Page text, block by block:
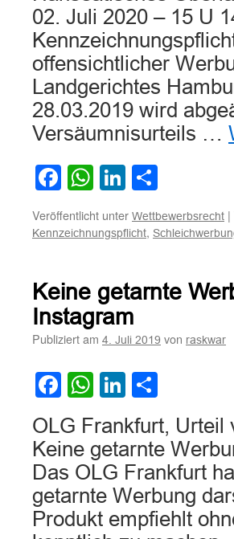
02. Juli 2020 – 15 U
offensichtlicher
Landgerichtes
28.03.2019 wird
Versäumnisurteils …
Facebook
WhatsApp
LinkedIn
Veröffentlicht unter Wettbewerbsrecht |
Kennzeichnungspflicht,
Keine getarnte
Instagram
Publiziert am 4. Juli 2019 von raskwar
Facebook
WhatsApp
LinkedIn
OLG Frankfurt, Urteil
Keine getarnte
Das OLG Frankfurt
getarnte Werbung
Produkt empfiehlt